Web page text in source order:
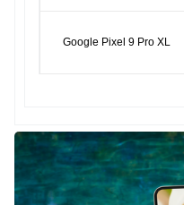
Google Pixel 9 Pro XL